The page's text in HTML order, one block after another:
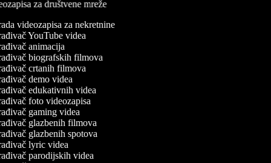
za društvene mreže
videozapisa za nekretnine
YouTube videa
animacija
biografskih filmova
crtanih filmova
demo videa
edukativnih videa
foto videozapisa
gaming videa
glazbenih filmova
glazbenih spotova
lyric videa
parodijskih videa